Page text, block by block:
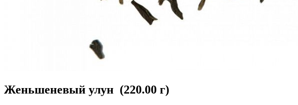
Женьшеневый улун (220.00 г)